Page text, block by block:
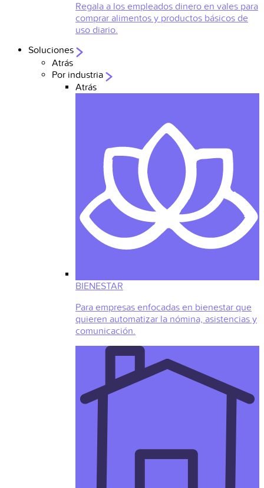
Regala a los empleados dinero en vales para
comprar alimentos y productos básicos de
uso diario.
Soluciones
Atrás
Por industria
Atrás
BIENESTAR
Para empresas enfocadas en bienestar que
quieren automatizar la nómina, asistencias y
comunicación.